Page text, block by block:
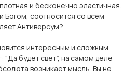
и бесконечно эластичная.
Богом, соотносится со всем
Антиверсум?
интересным и сложным.
“Да будет свет”, на самом деле
возникает мысль. Вы не